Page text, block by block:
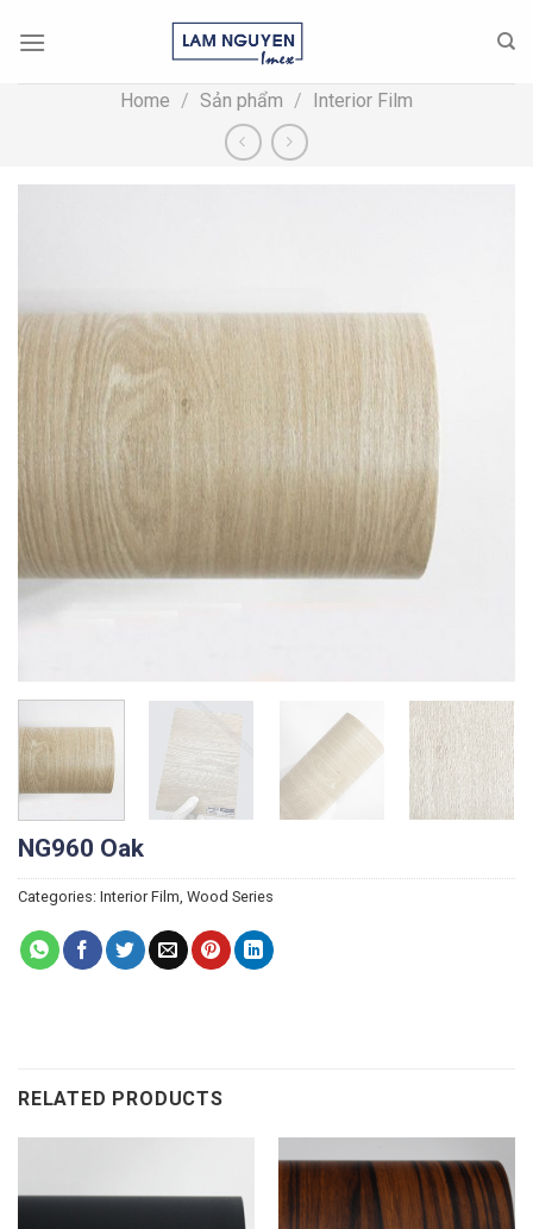
Home / Sản phẩm / Interior Film
NG960 Oak
Categories: Interior Film Wood Series
RELATED PRODUCTS